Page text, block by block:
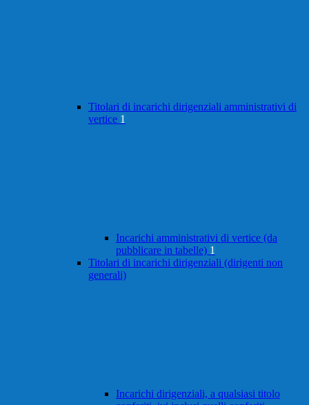
Titolari di incarichi dirigenziali amministrativi di
vertice 1
Incarichi amministrativi di vertice (da
pubblicare in tabelle) 1
Titolari di incarichi dirigenziali (dirigenti non
generali)
Incarichi dirigenziali, a qualsiasi titolo